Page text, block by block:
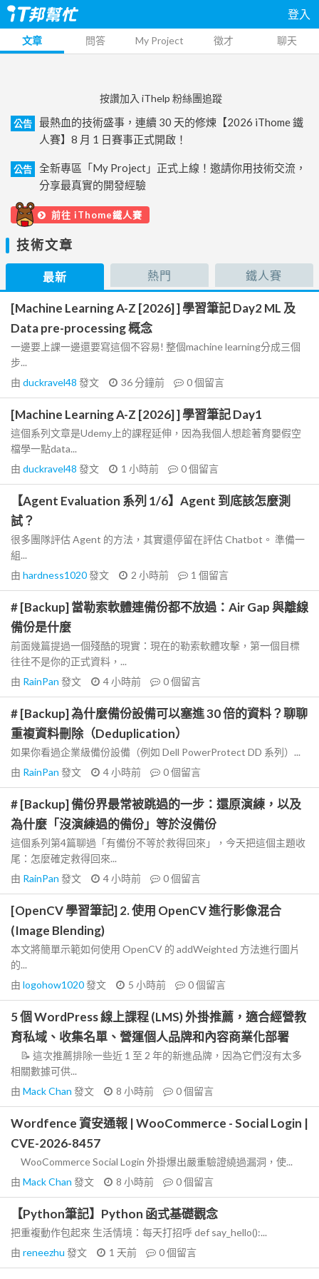
登入
文章 問答 My Project 徵才 聊天
按讚加入 iThelp 粉絲團追蹤
公告
最熱血的技術盛事，連續 30 天的修煉【2026 iThome 鐵
人賽】8 月 1 日賽事正式開啟！
公告
全新專區「My Project」正式上線！邀請你用技術交流，
分享最真實的開發經驗
前往 iThome鐵人賽
技術文章
最新 熱門 鐵人賽
[Machine Learning A-Z [2026] ] 學習筆記 Day2 ML 及
Data pre-processing 概念
一邊要上課一邊還要寫這個不容易! 整個machine learning分成三個
步...
由 duckravel48 發文 36 分鐘前 0個留言
[Machine Learning A-Z [2026] ] 學習筆記 Day1
這個系列文章是Udemy上的課程延伸，因為我個人想趁著育嬰假空
檔學一點data...
由 duckravel48 發文 1 小時前 0個留言
【Agent Evaluation 系列 1/6】Agent 到底該怎麼測
試？
很多團隊評估 Agent 的方法，其實還停留在評估 Chatbot。 準備一
組...
由 hardness1020發文 2 小時前 1 個留言
# [Backup] 當勒索軟體連備份都不放過：Air Gap 與離線
備份是什麼
前面幾篇提過一個殘酷的現實：現在的勒索軟體攻擊，第一個目標
往往不是你的正式資料，...
由 RainPan 發文 4 小時前 0個留言
# [Backup] 為什麼備份設備可以塞進 30 倍的資料？聊聊
重複資料刪除（Deduplication）
如果你看過企業級備份設備（例如 Dell PowerProtect DD 系列）...
由 RainPan 發文 4 小時前 0個留言
# [Backup] 備份界最常被跳過的一步：還原演練，以及
為什麼「沒演練過的備份」等於沒備份
這個系列第4篇聊過「有備份不等於救得回來」，今天把這個主題收
尾：怎麼確定救得回來...
由 RainPan 發文 4 小時前 0個留言
[OpenCV 學習筆記] 2. 使用 OpenCV 進行影像混合
(Image Blending)
本文將簡單示範如何使用 OpenCV 的 addWeighted 方法進行圖片
的...
由 logohow1020發文 5 小時前 0個留言
5 個 WordPress 線上課程 (LMS) 外掛推薦，適合經營教
育私域、收集名單、營運個人品牌和內容商業化部署
📝 這次推薦排除一些近 1 至 2 年的新進品牌，因為它們沒有太多
相關數據可供...
由 Mack Chan 發文 8 小時前 0個留言
Wordfence 資安通報 | WooCommerce - Social Login |
CVE-2026-8457
WooCommerce Social Login 外掛爆出嚴重驗證繞過漏洞，使...
由 Mack Chan 發文 8 小時前 0個留言
【Python筆記】Python 函式基礎觀念
把重複動作包起來 生活情境：每天打招呼 def say_hello():...
由 reneezhu 發文 1 天前 0個留言